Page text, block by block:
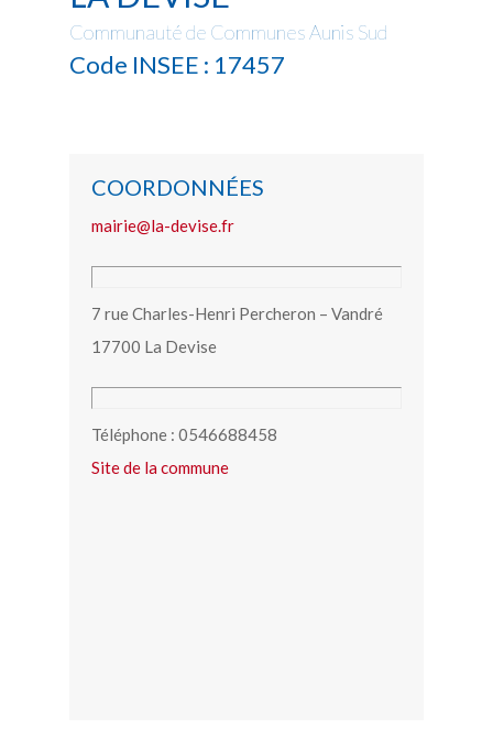
Communauté de Communes Aunis Sud
Code INSEE : 17457
COORDONNÉES
mairie@la-devise.fr
7 rue Charles-Henri Percheron – Vandré
17700 La Devise
Téléphone : 0546688458
Site de la commune